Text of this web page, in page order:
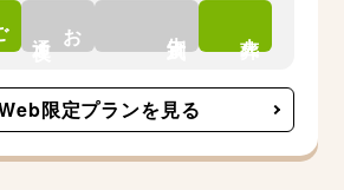
お
限定プランを見る